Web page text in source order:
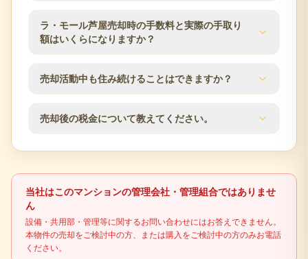
市場動向も踏まえ、売却方針をご提案します。
売却期間は販売価格、住戸条件、市場状況、内覧対
応のしやすさによって変わります。査定時に近隣の
の目安をご案内します。
ラ・モール芦屋売却時の手数料と実際の手取り
額はいくらになりますか？
仲介手数料は成約価格の3％+6万円（税別）が上限で
す。登記費用、住宅ローン残債、譲渡所得税の可能
性なども含め、査定時に概算の手取り額を確認でき
ます。
売却活動中も住み続けることはできますか？
はい、居住しながらの売却活動が可能です。見学希
望者との日程調整など、ご都合に合わせて柔軟に対
売却後の税金について教えてください。
不動産売却時には譲渡所得税が発生する場合があり
士などの専門家に確認してください。
当社はこのマンションの管理会社・管理組合ではありませ
ん
設備・共用部・管理等に関するお問い合わせにはお答えできません。
本物件の売却をご検討中の方、または購入をご検討中の方のみお電話
ください。